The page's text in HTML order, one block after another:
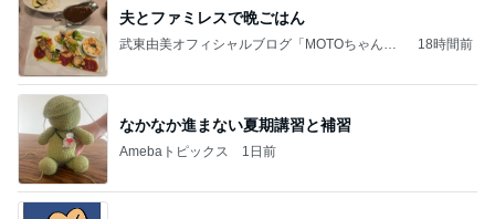
夫とファミレスで晩ごはん
武東由美オフィシャルブログ「MOTOちゃんと
18時間前
なかなか進まない夏期講習と補習
Amebaトピックス 1日前